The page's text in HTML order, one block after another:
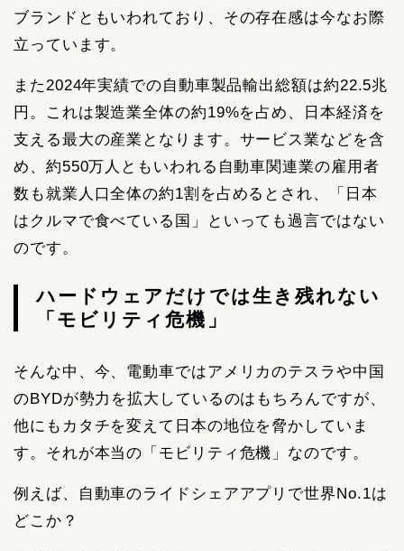
ブランドともいわれており、その存在感は今なお際
立っています。
また2024年実績での自動車製品輸出総額は約22.5兆
円。これは製造業全体の約19%を占め、日本経済を
支える最大の産業となります。サービス業などを含
め、約550万人ともいわれる自動車関連業の雇用者
数も就業人口全体の約1割を占めるとされ、「日本
はクルマで食べている国」といっても過言ではない
のです。
ハードウェアだけでは生き残れない
「モビリティ危機」
そんな中、今、電動車ではアメリカのテスラや中国
のBYDが勢力を拡大しているのはもちろんですが、
他にもカタチを変えて日本の地位を脅かしていま
す。それが本当の「モビリティ危機」なのです。
例えば、自動車のライドシェアアプリで世界No.1は
どこか？